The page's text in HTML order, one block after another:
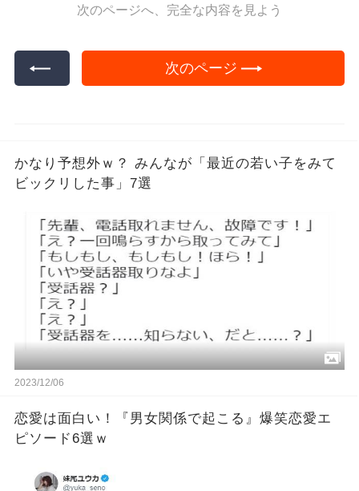
次のページへ、完全な内容を見よう
次のページ
かなり予想外ｗ？ みんなが「最近の若い子をみて
ビックリした事」7選
2023/12/06
恋愛は面白い！『男女関係で起こる』爆笑恋愛エ
ピソード6選ｗ